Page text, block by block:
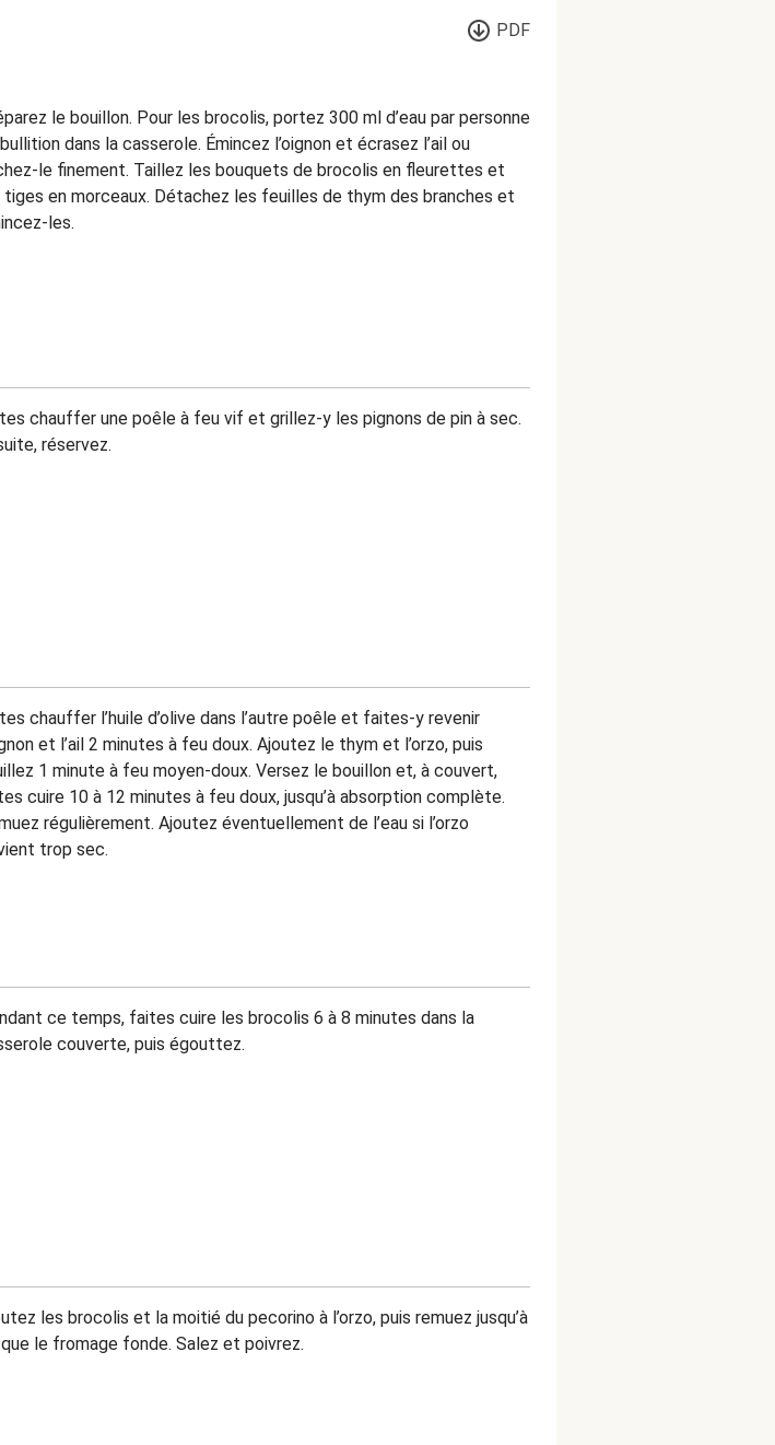
PDF
le bouillon. Pour les brocolis, portez 300 ml d’eau par personne
dans la casserole. Émincez l’oignon et écrasez l’ail ou
le finement. Taillez les bouquets de brocolis en fleurettes et
tiges en morceaux. Détachez les feuilles de thym des branches et
les.
chauffer une poêle à feu vif et grillez-y les pignons de pin à sec.
réservez.
chauffer l’huile d’olive dans l’autre poêle et faites-y revenir
et l’ail 2 minutes à feu doux. Ajoutez le thym et l’orzo, puis
1 minute à feu moyen-doux. Versez le bouillon et, à couvert,
cuire 10 à 12 minutes à feu doux, jusqu’à absorption complète.
régulièrement. Ajoutez éventuellement de l’eau si l’orzo
trop sec.
ce temps, faites cuire les brocolis 6 à 8 minutes dans la
couverte, puis égouttez.
les brocolis et la moitié du pecorino à l’orzo, puis remuez jusqu’à
le fromage fonde. Salez et poivrez.